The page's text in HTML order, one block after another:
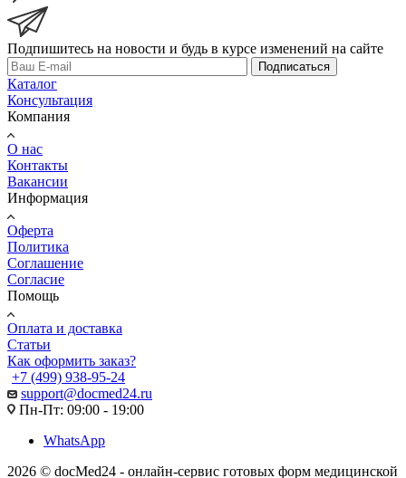
Подпишитесь на новости и будь в курсе изменений на сайте
Подписаться
Каталог
Консультация
Компания
О нас
Контакты
Вакансии
Информация
Оферта
Политика
Соглашение
Согласие
Помощь
Оплата и доставка
Статьи
Как оформить заказ?
+7 (499) 938-95-24
support@docmed24.ru
Пн-Пт: 09:00 - 19:00
WhatsApp
2026 © docMed24 - онлайн-сервис готовых форм медицинской